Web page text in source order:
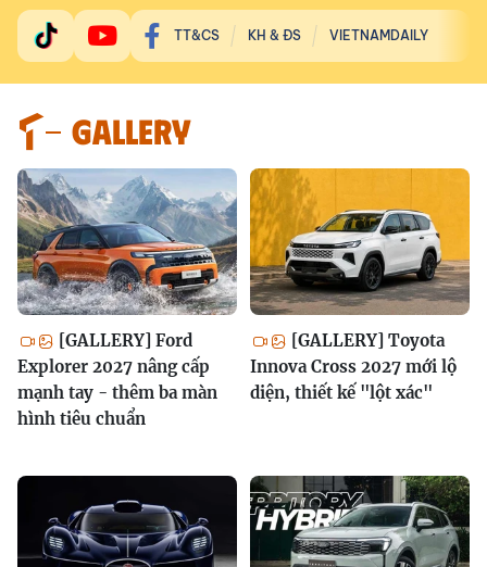
TT&CS KH & ĐS VIETNAMDAILY
GALLERY
[GALLERY] Ford
Explorer 2027 nâng cấp
mạnh tay - thêm ba màn
hình tiêu chuẩn
[GALLERY] Toyota
Innova Cross 2027 mới lộ
diện, thiết kế "lột xác"